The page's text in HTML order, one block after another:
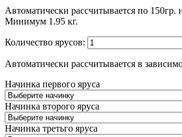
Автоматически рассчитывается по 150гр.
Минимум 1.95 кг.
Количество ярусов:
Автоматически рассчитывается в
Начинка первого яруса
Начинка второго яруса
Начинка третьго яруса